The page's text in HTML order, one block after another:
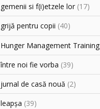
gemenii si f(i)etzele lor (17)
grijă pentru copii (40)
Hunger Management Training
între noi fie vorba (39)
jurnal de casă nouă (2)
leapşa (39)